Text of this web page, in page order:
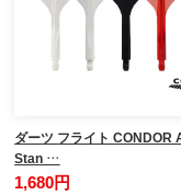
ダーツ フライト CONDOR
Stan …
1,680円